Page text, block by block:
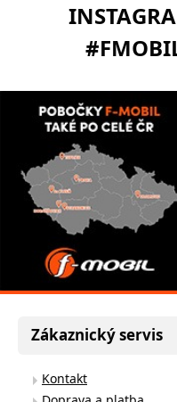
Zákaznický servis
Kontakt